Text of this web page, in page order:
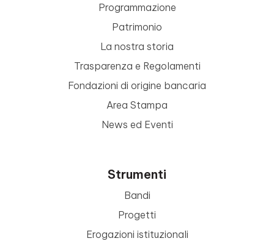
Programmazione
Patrimonio
La nostra storia
Trasparenza e Regolamenti
Fondazioni di origine bancaria
Area Stampa
News ed Eventi
Strumenti
Bandi
Progetti
Erogazioni istituzionali